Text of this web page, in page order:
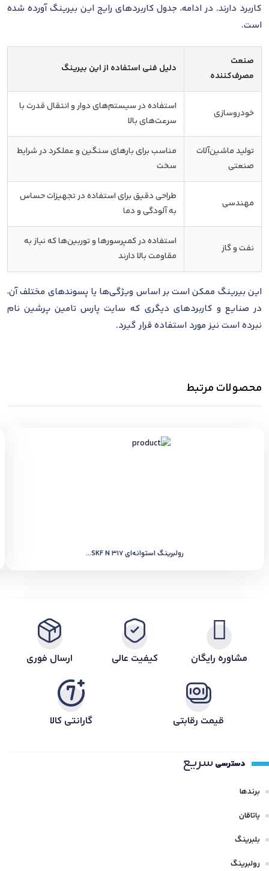
کاربرد دارند. در ادامه، جدول کاربردهای رایج این بیرینگ آورده شده
است.
صنعت
مصرف‌کننده
دلیل فنی استفاده از این بیرینگ
خودروسازی
استفاده در سیستم‌های دوار و انتقال قدرت با
سرعت‌های بالا
تولید ماشین‌آلات
صنعتی
مناسب برای بارهای سنگین و عملکرد در شرایط
سخت
مهندسی
طراحی دقیق برای استفاده در تجهیزات حساس
به آلودگی و دما
نفت و گاز
استفاده در کمپرسورها و توربین‌ها که نیاز به
مقاومت بالا دارند
این بیرینگ ممکن است بر اساس ویژگی‌ها یا پسوندهای مختلف آن،
در صنایع و کاربردهای دیگری که سایت پارس تامین پرشین نام
نبرده است نیز مورد استفاده قرار گیرد.
محصولات مرتبط
رولبرینگ استوانه‌ای SKF N 317...
مشاوره رایگان کیفیت عالی ارسال فوری
قیمت رقابتی گارانتی کالا
دسترسی سریع
برندها
یاتاقان
بلبرینگ
رولبرینگ